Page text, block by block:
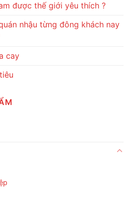
được thế giới yêu thích ?
nhậu từng đông khách nay
cay